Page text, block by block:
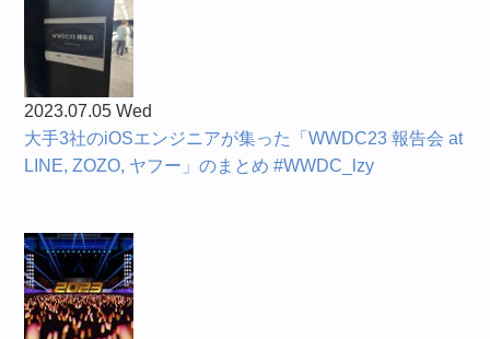
2023.07.05 Wed
大手3社のiOSエンジニアが集った「WWDC23 報告会 at
LINE, ZOZO, ヤフー」のまとめ #WWDC_lzy